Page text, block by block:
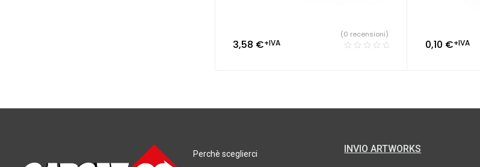
3,58 €+IVA
(0 recensioni)
0,10 €+IVA
Perchè sceglierci
INVIO ARTWORKS